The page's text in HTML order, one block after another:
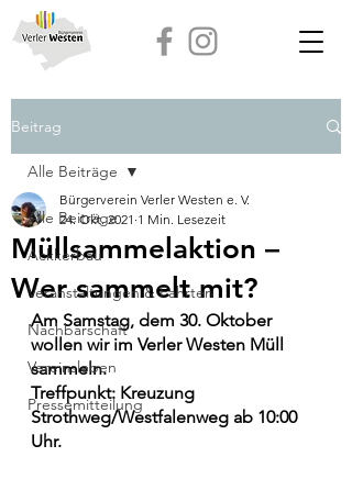
Beitrag
Alle Beiträge
Ackkerbau
Veranstaltungen & Fahrten
Nachbarschaft
Vereinsleben
Pressemitteilung
Alle Beiträge
Müllsammelaktion –
Wer sammelt mit?
Bürgerverein Verler Westen e. V.
24. Okt. 2021 1 Min. Lesezeit
Am Samstag, dem 30. Oktober
wollen wir im Verler Westen Müll
sammeln.
Treffpunkt: Kreuzung
Strothweg/Westfalenweg ab 10:00
Uhr.